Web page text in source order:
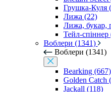
Грушка-Куля
Лижа (22)
Лижа, букар,
Тейл-спіннер
Воблери (1341)
Воблери (1341)
Bearking (667)
Golden Catch
Jackall (118)